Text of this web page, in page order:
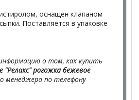
оснащен клапаном
Поставляется в упаковке
о том, как купить
"Релакс" рогожка бежевое
менеджера по телефону